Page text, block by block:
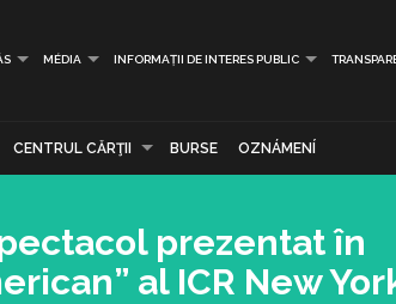
MÉDIA INFORMAȚII DE INTERES PUBLIC
CENTRUL CĂRŢII BURSE OZNÁMENÍ
prezentat în
al ICR New